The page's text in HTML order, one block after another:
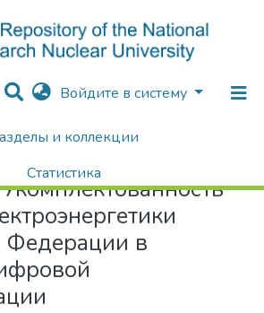
Войдите в систему
и коллекции
Статистика
Поиск
Укомплектованность кадрами электроэнергетики Российской Федерации в условиях цифровой трансформации
Укомплектованность
Федерации в